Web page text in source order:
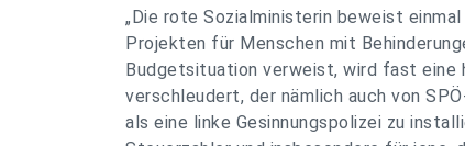
„Die rote Sozialministerin beweist
Projekten für Menschen mit
Budgetsituation verweist, wird fast eine
verschleudert, der nämlich auch von
als eine linke Gesinnungspolizei zu